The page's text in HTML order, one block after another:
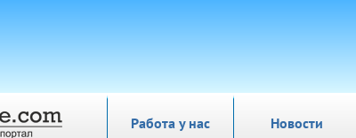
Работа у нас Новости